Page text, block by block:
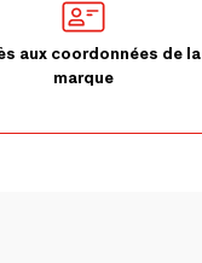
aux coordonnées de la
marque